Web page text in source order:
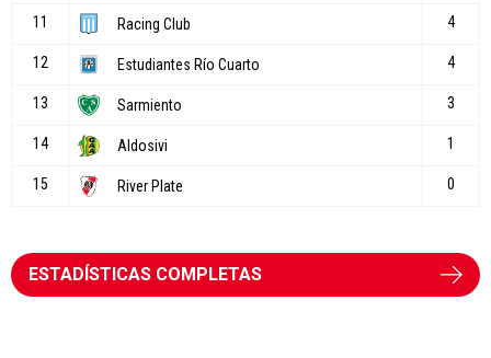
ESTADÍSTICAS COMPLETAS